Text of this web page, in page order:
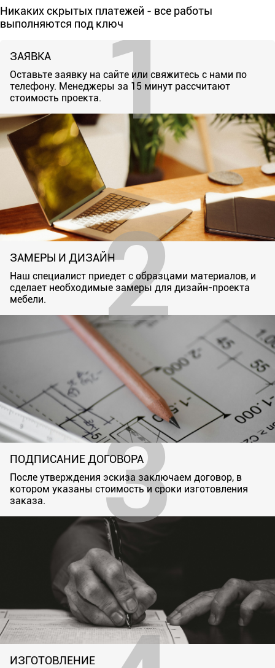
Никаких скрытых платежей - все работы
выполняются под ключ
ЗАЯВКА
Оставьте заявку на сайте или свяжитесь с нами по
телефону. Менеджеры за 15 минут рассчитают
стоимость проекта.
ЗАМЕРЫ И ДИЗАЙН
Наш специалист приедет с образцами материалов, и
сделает необходимые замеры для дизайн-проекта
мебели.
ПОДПИСАНИЕ ДОГОВОРА
После утверждения эскиза заключаем договор, в
котором указаны стоимость и сроки изготовления
заказа.
ИЗГОТОВЛЕНИЕ